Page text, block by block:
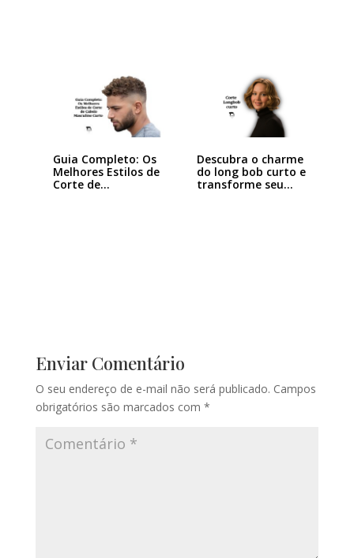
Guia Completo: Os
Melhores Estilos de
Corte de…
Descubra o charme
do long bob curto e
transforme seu…
Enviar Comentário
O seu endereço de e-mail não será publicado. Campos
obrigatórios são marcados com *